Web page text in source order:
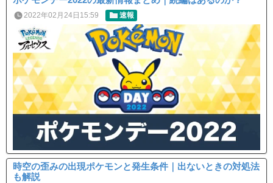
2022年02月24日15:59 速報
時空の歪みの出現ポケモンと発生条件｜出ないときの対処法
も解説